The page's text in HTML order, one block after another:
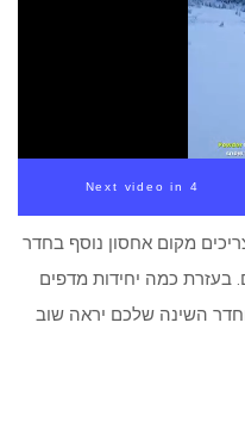
Next video in 4
מקום אחסון נוסף בחדר
בעזרת כמה יחידות מדפים
השינה שלכם יראה שוב